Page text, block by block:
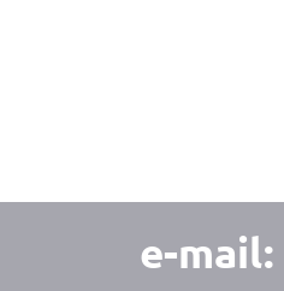
e-mail: